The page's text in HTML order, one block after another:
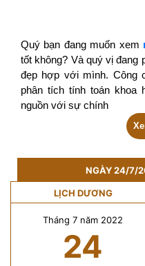
Quý bạn đang muốn xem
tốt không? Và quý vị đang
đẹp hợp với mình. Công
phân tích tính toán
nguồn với sự chính
NGÀY 24/7/
LỊCH DƯƠNG
Tháng 7 năm 2022
24